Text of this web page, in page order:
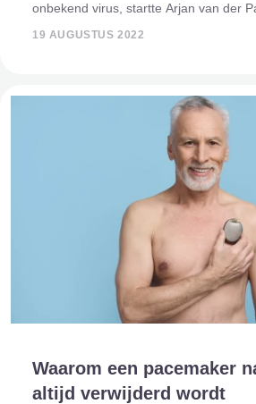
onbekend virus, startte Arjan van der
19 AUGUSTUS 2022
Waarom een pacemaker
altijd verwijderd wordt